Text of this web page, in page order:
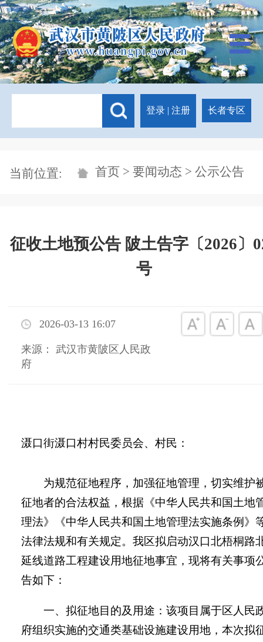
登录 | 注册 长者专区
当前位置: 首页 > 要闻动态 > 公示公告
征收土地预公告 陂土告字〔2026〕
号
2026-03-13 16:07
来源： 武汉市黄陂区人民政
府
滠口街滠口村村民委员会、村民：
为规范征地程序，加强征地管理，切实维护
征地者的合法权益，根据《中华人民共和国土地
理法》 《中华人民共和国土地管理法实施条例 》
法律法规和有关规定。我区拟启动汉口北梧桐路
延线道路工程建设用地征地事宜，现将有关事项
告如下：
一、拟征地目的及用途：该项目属于区人民
府组织实施的交通类基础设施建设用地，本次拟